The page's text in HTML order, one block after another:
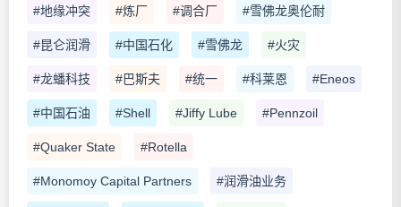
#地缘冲突 #炼厂 #调合厂 #雪佛龙奥伦耐
#昆仑润滑 #中国石化 #雪佛龙 #火灾
#龙蟠科技 #巴斯夫 #统一 #科莱恩 #Eneos
#中国石油 #Shell #Jiffy Lube #Pennzoil
#Quaker State #Rotella
#Monomoy Capital Partners #润滑油业务